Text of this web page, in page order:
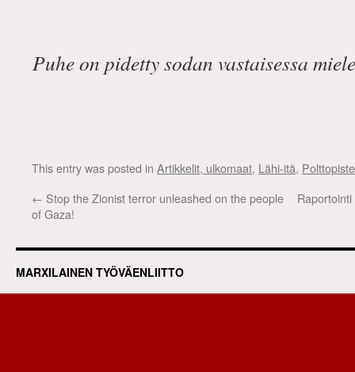
Puhe on pidetty sodan vastaisessa
This entry was posted in Artikkelit, ulkomaat, Lähi-itä,
← Stop the Zionist terror unleashed on the people
of Gaza!
MARXILAINEN TYÖVÄENLIITTO